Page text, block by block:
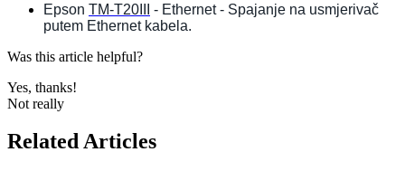
Epson TM-T20III
- Ethernet - Spajanje na usmjerivač
putem Ethernet kabela.
Was this article helpful?
Yes, thanks!
Not really
Related Articles